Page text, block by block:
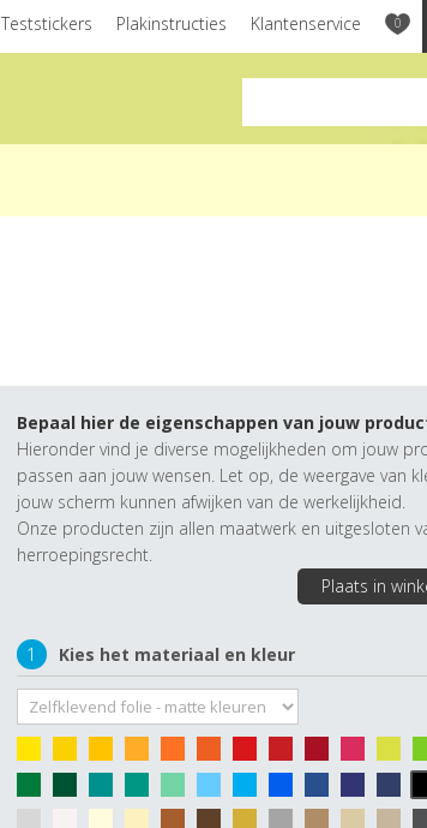
Teststickers Plakinstructies Klantenservice 0
Bepaal hier de eigenschappen van jouw
Hieronder vind je diverse mogelijkheden om jouw
passen aan jouw wensen. Let op, de weergave van
jouw scherm kunnen afwijken van de werkelijkheid.
Onze producten zijn allen maatwerk en uitgesloten
herroepingsrecht.
Plaats in
1 Kies het materiaal en kleur